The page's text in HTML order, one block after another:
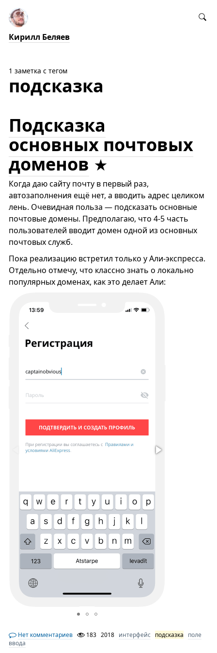
Кирилл Беляев
1 заметка с тегом
подсказка
Подсказка
основных почтовых
доменов
Когда даю сайту почту в первый раз,
автозаполнения ещё нет, а вводить адрес целиком
лень. Очевидная польза — подсказать основные
почтовые домены. Предполагаю, что 4-5 часть
пользователей вводит домен одной из основных
почтовых служб.
Пока реализацию встретил только у Али-экспресса.
Отдельно отмечу, что классно знать о локально
популярных доменах, как это делает Али:
Нет комментариев 183 2018 интерфейс подсказка
поле
ввода